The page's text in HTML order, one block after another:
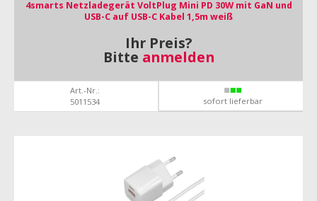
4smarts Netzladegerät VoltPlug Mini PD 30W mit GaN und
USB-C auf USB-C Kabel 1,5m weiß
Ihr Preis?
Bitte anmelden
Art.-Nr.:
5011534
sofort lieferbar